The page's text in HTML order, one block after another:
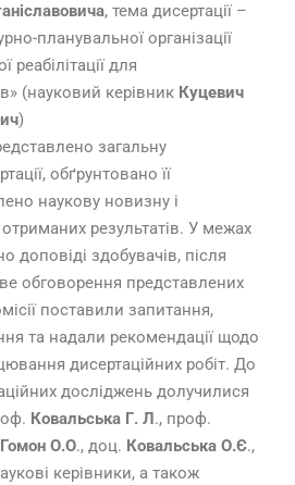
, тема дисертації –
планувальної організації
реабілітації для
(науковий керівник Куцевич
)
загальну
обґрунтовано її
наукову новизну і
результатів. У межах
доповіді здобувачів, після
обговорення представлених
поставили запитання,
та надали рекомендації щодо
дисертаційних робіт. До
досліджень долучилися
Ковальська Г. Л ., проф.
Гомон О.О., доц. Ковальська О.Є.,
керівники, а також